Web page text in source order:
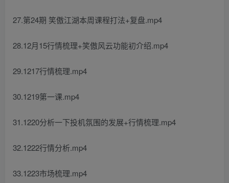
27.第24期 笑傲江湖本周课程打法+复盘.mp4
28.12月15行情梳理+笑傲风云功能初介绍.mp4
29.1217行情梳理.mp4
30.1219第一课.mp4
31.1220分析一下投机氛围的发展+行情梳理.mp4
32.1222行情分析.mp4
33.1223市场梳理.mp4